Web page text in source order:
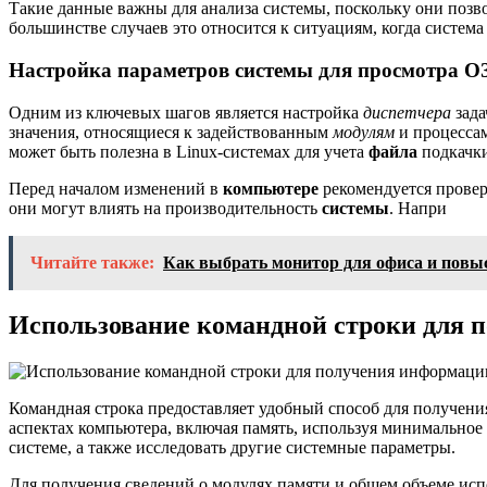
Такие данные важны для анализа системы, поскольку они
большинстве случаев это относится к ситуациям, когда
Настройка параметров системы для просмотра
Одним из ключевых шагов является настройка диспетчера
значения, относящиеся к задействованным модулям и
может быть полезна в Linux-системах для учета файла
Перед началом изменений в компьютере рекомендуется
они могут влиять на производительность системы. Напри
Читайте также: Как выбрать монитор для офиса и
Использование командной строки для
Командная строка предоставляет удобный способ для
аспектах компьютера, включая память, используя
системе, а также исследовать другие системные параметры.